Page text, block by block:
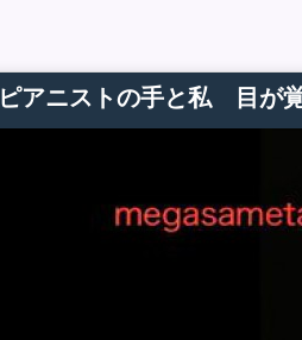
ピアニストの手と私 目が